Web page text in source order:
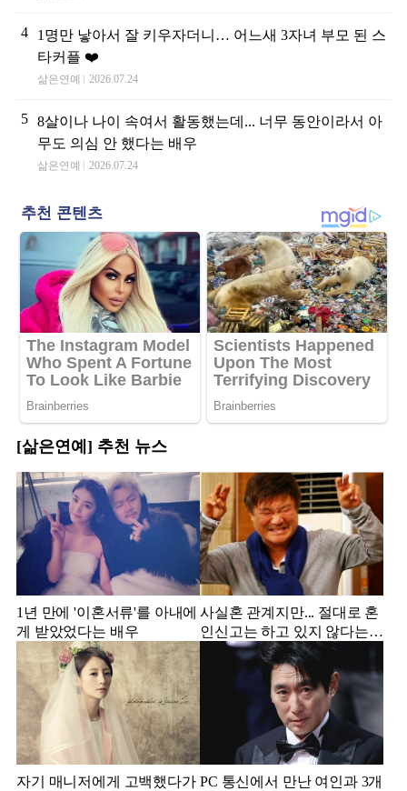
4
1명만 낳아서 잘 키우자더니… 어느새 3자녀 부모 된 스
타커플 ❤️
삶은연예 2026.07.24
5 8살이나 나이 속여서 활동했는데... 너무 동안이라서 아
무도 의심 안 했다는 배우
삶은연예 2026.07.24
[삶은연예] 추천 뉴스
1년 만에 '이혼서류'를 아내에
게 받았었다는 배우
사실혼 관계지만... 절대로 혼
인신고는 하고 있지 않다는
배우
자기 매니저에게 고백했다가 PC 통신에서 만난 여인과 3개